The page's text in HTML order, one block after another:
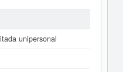
unipersonal